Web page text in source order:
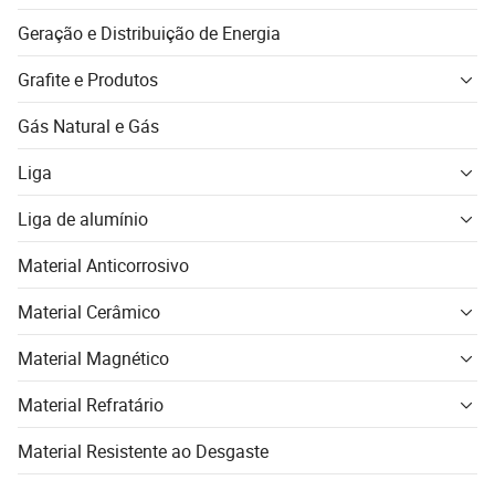
Geração e Distribuição de Energia
Grafite e Produtos
Gás Natural e Gás
Liga
Liga de alumínio
Material Anticorrosivo
Material Cerâmico
Material Magnético
Material Refratário
Material Resistente ao Desgaste